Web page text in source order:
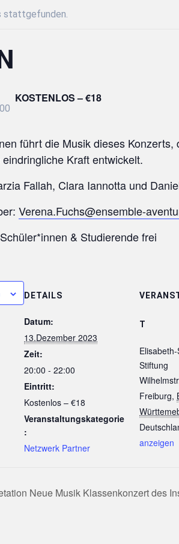
stattgefunden.
KOSTENLOS – €18
führt die Musik dieses
Kraft entwickelt.
Fallah, Clara Iannotta und
Verena.Fuchs@ensemble-
& Studierende frei
DETAILS
Datum:
13.Dezember 2023
Zeit:
20:00 - 22:00
Eintritt:
Kostenlos – €18
Veranstaltungskategorie
:
Netzwerk Partner
T
Stiftung
Freiburg,
anzeigen
Neue Musik Klassenkonzert des